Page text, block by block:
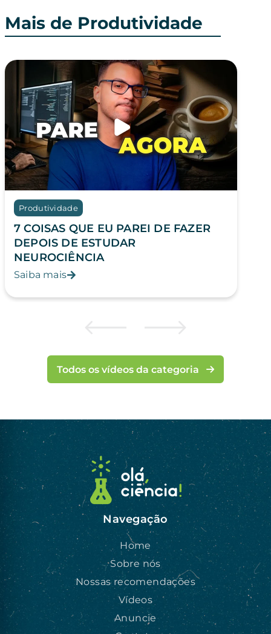
Mais de Produtividade
Produtividade
7 COISAS QUE EU PAREI DE FAZER
DEPOIS DE ESTUDAR
NEUROCIÊNCIA
Saiba mais
Todos os vídeos da categoria
Navegação
Home
Sobre nós
Nossas recomendações
Vídeos
Anuncie